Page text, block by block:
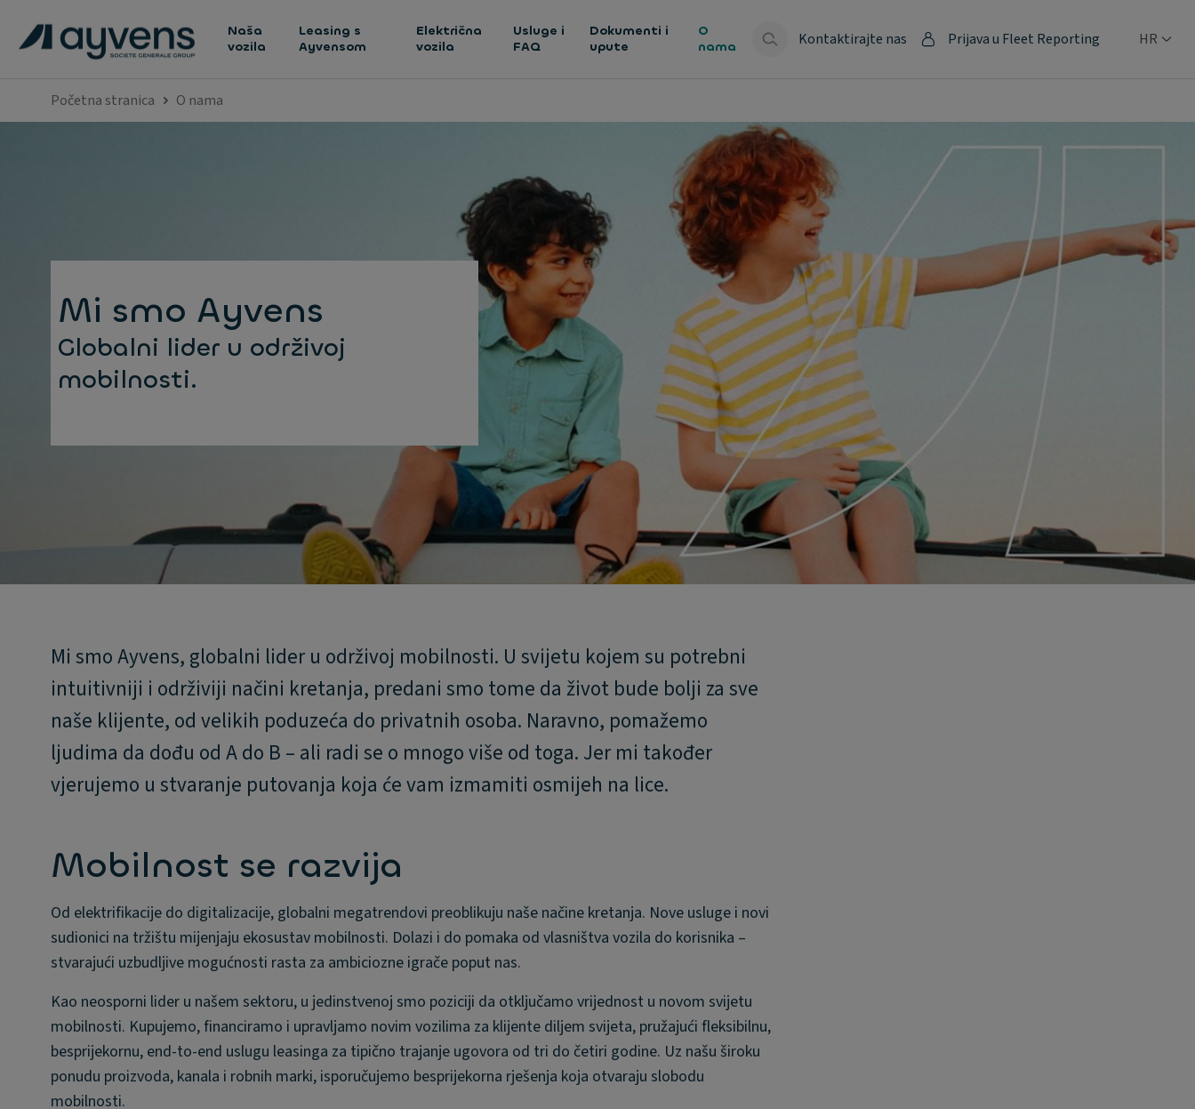
Naša
vozila
Leasing s
Ayvensom
Električna
vozila
Usluge i
FAQ
Dokumenti i
upute
O
nama
Kontaktirajte nas Prijava u Fleet Reporting HR
Početna stranica O nama
Mi smo Ayvens
Globalni lider u održivoj
mobilnosti.
Mi smo Ayvens, globalni lider u održivoj mobilnosti. U svijetu kojem su potrebni
intuitivniji i održiviji načini kretanja, predani smo tome da život bude bolji za sve
naše klijente, od velikih poduzeća do privatnih osoba. Naravno, pomažemo
ljudima da dođu od A do B – ali radi se o mnogo više od toga. Jer mi također
vjerujemo u stvaranje putovanja koja će vam izmamiti osmijeh na lice.
Mobilnost se razvija
Od elektrifikacije do digitalizacije, globalni megatrendovi preoblikuju naše načine kretanja. Nove usluge i novi
sudionici na tržištu mijenjaju ekosustav mobilnosti. Dolazi i do pomaka od vlasništva vozila do korisnika –
stvarajući uzbudljive mogućnosti rasta za ambiciozne igrače poput nas.
Kao neosporni lider u našem sektoru, u jedinstvenoj smo poziciji da otključamo vrijednost u novom svijetu
mobilnosti. Kupujemo, financiramo i upravljamo novim vozilima za klijente diljem svijeta, pružajući fleksibilnu,
besprijekornu, end-to-end uslugu leasinga za tipično trajanje ugovora od tri do četiri godine. Uz našu široku
ponudu proizvoda, kanala i robnih marki, isporučujemo besprijekorna rješenja koja otvaraju slobodu
mobilnosti.